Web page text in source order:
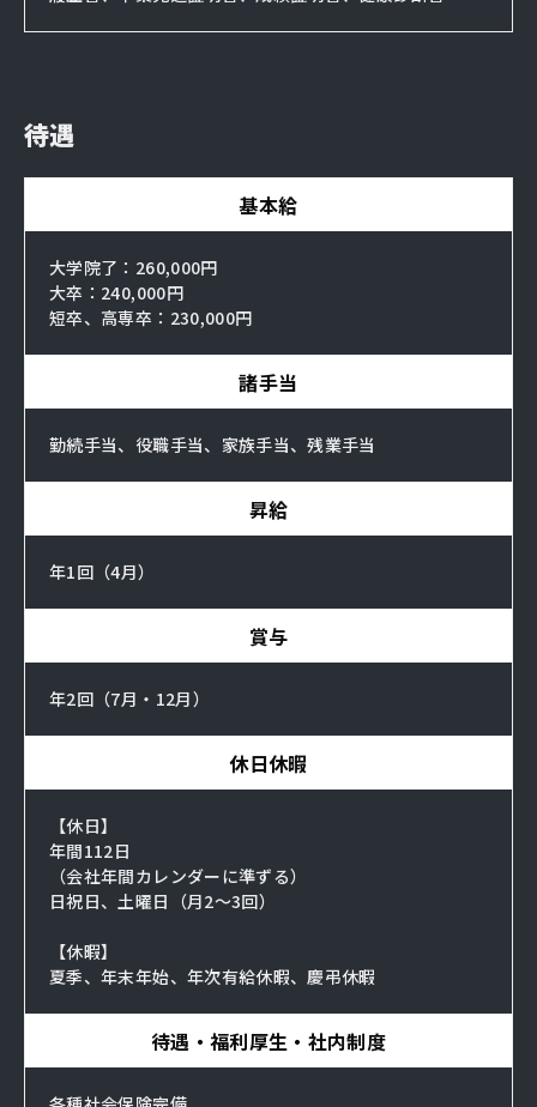
待遇
基本給
大学院了：260,000円
大卒：240,000円
短卒、高専卒：230,000円
諸手当
勤続手当、役職手当、家族手当、残業手当
昇給
年1回（4月）
賞与
年2回（7月・12月）
休日休暇
【休日】
年間112日
（会社年間カレンダーに準ずる）
日祝日、土曜日（月2～3回）
【休暇】
夏季、年末年始、年次有給休暇、慶弔休暇
待遇・福利厚生・社内制度